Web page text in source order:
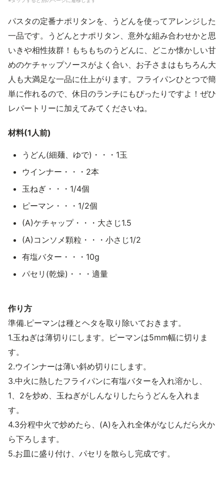
パスタの定番ナポリタンを、うどんを使ってアレンジした
一品です。うどんとナポリタン、意外な組み合わせかと思
いきや相性抜群！もちもちのうどんに、どこか懐かしい甘
めのケチャップソースがよく合い、お子さまはもちろん大
人も大満足な一品に仕上がります。フライパンひとつで簡
単に作れるので、休日のランチにもぴったりですよ！ぜひ
レパートリーに加えてみてくださいね。
材料(1人前)
うどん(細麺、ゆで)・・・1玉
ウインナー・・・2本
玉ねぎ・・・1/4個
ピーマン・・・1/2個
(A)ケチャップ・・・大さじ1.5
(A)コンソメ顆粒・・・小さじ1/2
有塩バター・・・10g
パセリ(乾燥)・・・適量
作り方
準備.ピーマンは種とヘタを取り除いておきます。
1.玉ねぎは薄切りにします。ピーマンは5mm幅に切りま
す。
2.ウインナーは薄い斜め切りにします。
3.中火に熱したフライパンに有塩バターを入れ溶かし、
1、2を炒め、玉ねぎがしんなりしたらうどんを入れま
す。
4.3分程中火で炒めたら、(A)を入れ全体がなじんだら火か
ら下ろします。
5.お皿に盛り付け、パセリを散らし完成です。